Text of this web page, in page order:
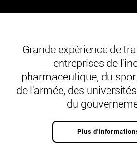
Grande expérience de
entreprises de
pharmaceutique, du
de l'armée, des
du
Plus